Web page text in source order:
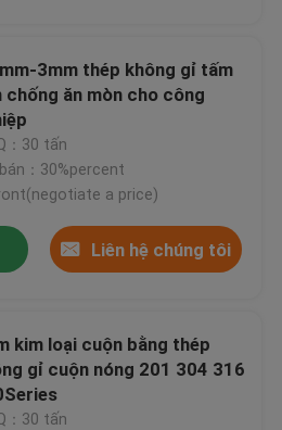
3mm thép không gỉ tấm
chống ăn mòn cho công
：30 tấn
：30%percent
a price)
Liên hệ chúng tôi
kim loại cuộn bằng thép
gỉ cuộn nóng 201 304 316
：30 tấn
Trang trí Chống ăn mòn Hoàn thiện Thép tấm Thép không gỉ Tấm 2b Hoàn thiện #8
Ống hàn thép không gỉ SUS201 304 AISI Chống ăn mòn Ống hàn Ss 304